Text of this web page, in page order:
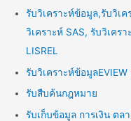
รับวิเคราะห์ข้อมูล,รับวิเค
วิเคราะห์ SAS, รับวิเคร
LISREL
รับวิเคราะห์ข้อมูลEVIEW
รับสืบค้นกฎหมาย
รับเก็บข้อมูล การเงิน ตล